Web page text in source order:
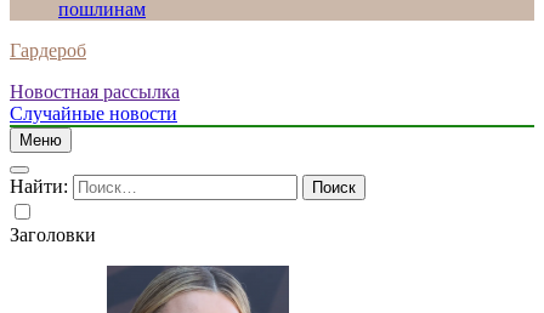
пошлинам
Гардероб
Новостная рассылка
Случайные новости
Меню
Найти:
Заголовки